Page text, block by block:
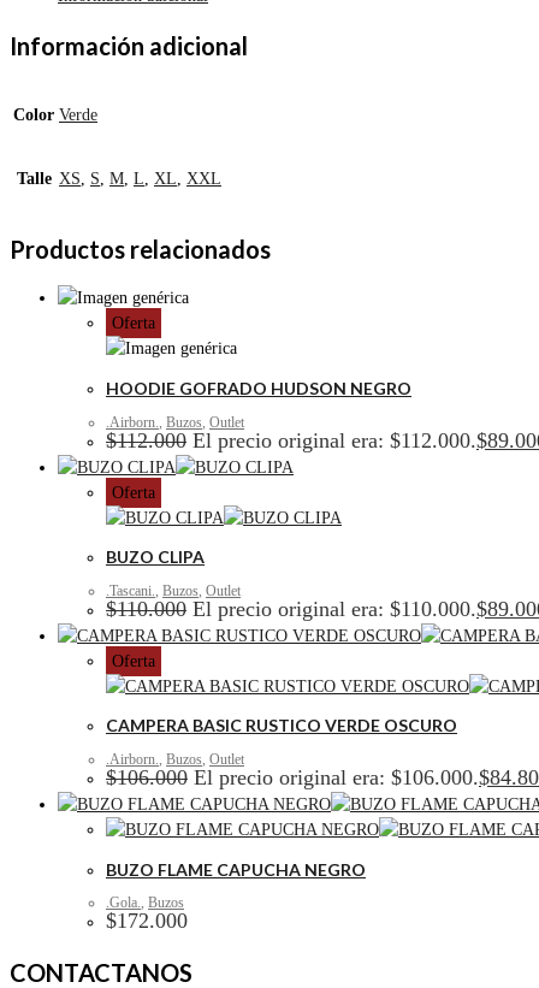
Información adicional
Color Verde
Talle XS, S, M, L, XL, XXL
Productos relacionados
Oferta
HOODIE GOFRADO HUDSON NEGRO
.Airborn. Buzos Outlet
$112.000 El precio original era: $112.000.$
Oferta
BUZO CLIPA
.Tascani. Buzos Outlet
$110.000 El precio original era: $110.000.$
Oferta
CAMPERA BASIC RUSTICO VERDE OSCURO
.Airborn., Buzos, Outlet
$106.000 El precio original era: $106.000.$
BUZO FLAME CAPUCHA NEGRO
.Gola., Buzos
$172.000
CONTACTANOS